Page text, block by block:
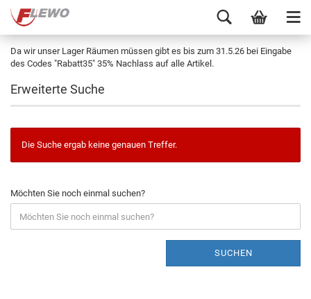
Da wir unser Lager Räumen müssen gibt es bis zum 31.5.26 bei Eingabe
des Codes "Rabatt35" 35% Nachlass auf alle Artikel.
Erweiterte Suche
Die Suche ergab keine genauen Treffer.
Möchten Sie noch einmal suchen?
SUCHEN